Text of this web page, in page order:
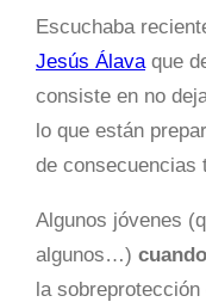
Escuchaba
Jesús Álava que
consiste en no
lo que están
de consecuencias
Algunos jóvenes
algunos…)
la